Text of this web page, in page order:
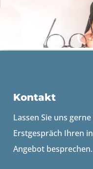
Kontakt
Lassen Sie uns
Erstgespräch Ihren
Angebot besprechen.